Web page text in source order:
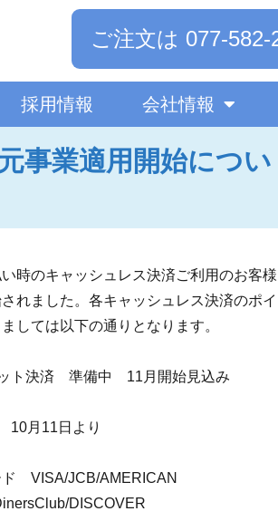
ご注文は 077-582-
採用情報 会社情報
事業適用開始につい
時のキャッシュレス決済ご利用のお客様
れました。各キャッシュレス決済のポイ
しては以下の通りとなります。
ト決済 準備中 11月開始見込み
10月11日より
ド VISA/JCB/AMERICAN
DISCOVER